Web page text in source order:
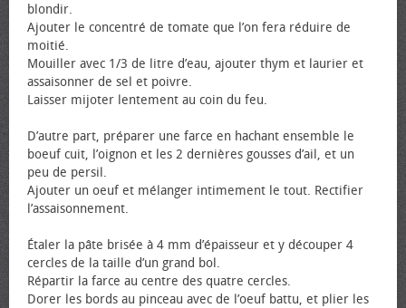
blondir.
Ajouter le concentré de tomate que l’on fera réduire de
moitié.
Mouiller avec 1/3 de litre d’eau, ajouter thym et laurier et
assaisonner de sel et poivre.
Laisser mijoter lentement au coin du feu.
D’autre part, préparer une farce en hachant ensemble le
bœuf cuit, l’oignon et les 2 dernières gousses d’ail, et un
peu de persil.
Ajouter un œuf et mélanger intimement le tout. Rectifier
l’assaisonnement.
Étaler la pâte brisée à 4 mm d’épaisseur et y découper 4
cercles de la taille d’un grand bol.
Répartir la farce au centre des quatre cercles.
Dorer les bords au pinceau avec de l’œuf battu, et plier les